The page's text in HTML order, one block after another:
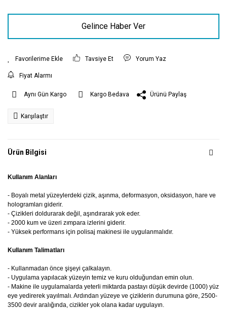
Gelince Haber Ver
Tavsiye Et Yorum Yaz
Fiyat Alarmı
Aynı Gün Kargo Kargo Bedava Ürünü Paylaş
Karşılaştır
Ürün Bilgisi
Kullanım Alanları
- Boyalı metal yüzeylerdeki çizik, aşınma, deformasyon, oksidasyon, hare ve
hologramları giderir.
- Çizikleri doldurarak değil, aşındırarak yok eder.
- 2000 kum ve üzeri zımpara izlerini giderir.
- Yüksek performans için polisaj makinesi ile uygulanmalıdır.
Kullanım Talimatları
- Kullanmadan önce şişeyi çalkalayın.
- Uygulama yapılacak yüzeyin temiz ve kuru olduğundan emin olun.
- Makine ile uygulamalarda yeterli miktarda pastayı düşük devirde (1000) yüz
eye yedirerek yayılmalı. Ardından yüzeye ve çiziklerin durumuna göre, 2500-
3500 devir aralığında, cizikler yok olana kadar uygulayın.